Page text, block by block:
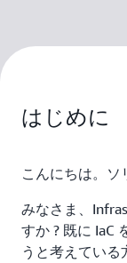
はじめに
こんにちは。ソ
みなさま、
すか ? 既に IaC
うと考えてい